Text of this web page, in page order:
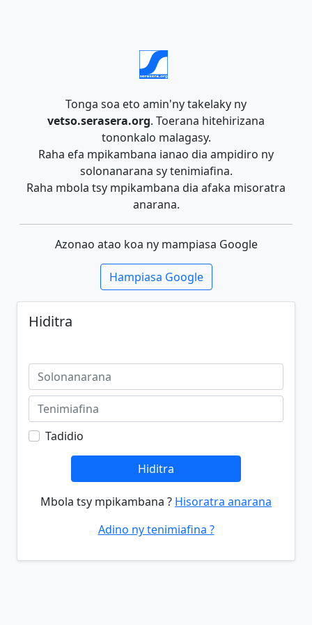
Tonga soa eto amin'ny takelaky ny
vetso.serasera.org. Toerana hitehirizana
tononkalo malagasy.
Raha efa mpikambana ianao dia ampidiro ny
solonanarana sy tenimiafina.
Raha mbola tsy mpikambana dia afaka misoratra
anarana.
Azonao atao koa ny mampiasa Google
Hampiasa Google
Hiditra
Tadidio
Hiditra
Mbola tsy mpikambana ? Hisoratra anarana
Adino ny tenimiafina ?